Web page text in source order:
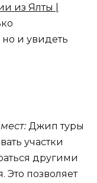
из Ялты |
и увидеть
Джип туры
участки
другими
позволяет